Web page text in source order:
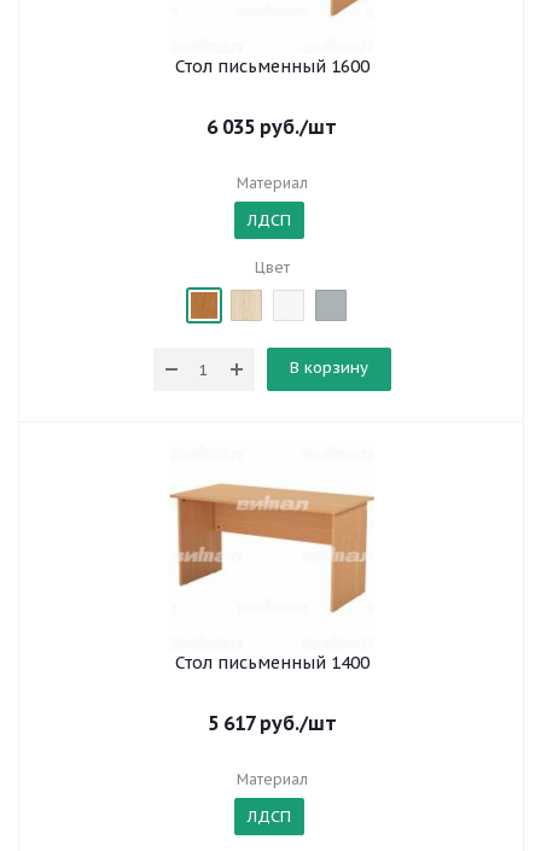
Стол письменный 1600
6 035 руб./шт
Материал
ЛДСП
Цвет
В корзину
Стол письменный 1400
5 617руб./шт
Материал
ЛДСП